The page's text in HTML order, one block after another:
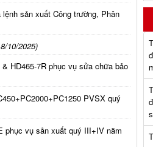
sản xuất Công trường, Phân
10/2025)
HD465-7R phục vụ sửa chữa bảo
PVSX quý
phục vụ sản xuất quý III+IV năm